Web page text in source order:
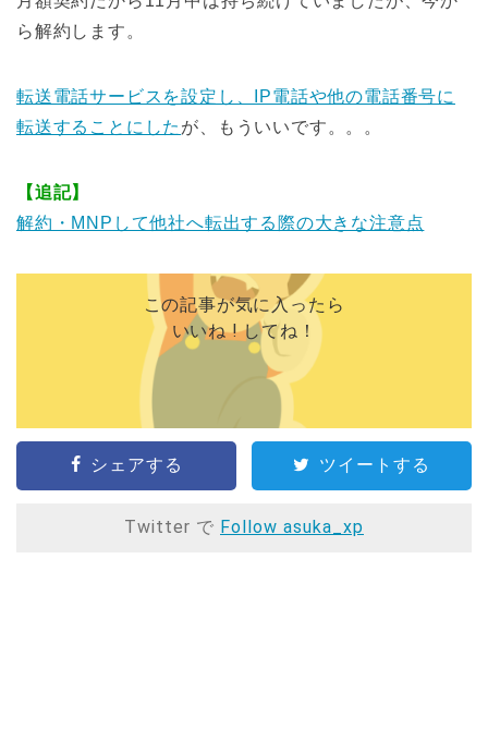
ら解約します。
転送電話サービスを設定し、IP電話や他の電話番号に
転送することにした が、もういいです。。。
【追記】
解約・MNPして他社へ転出する際の大きな注意点
この記事が気に入ったら
いいね ! してね！
シェアする ツイートする
Twitter で Follow asuka_xp